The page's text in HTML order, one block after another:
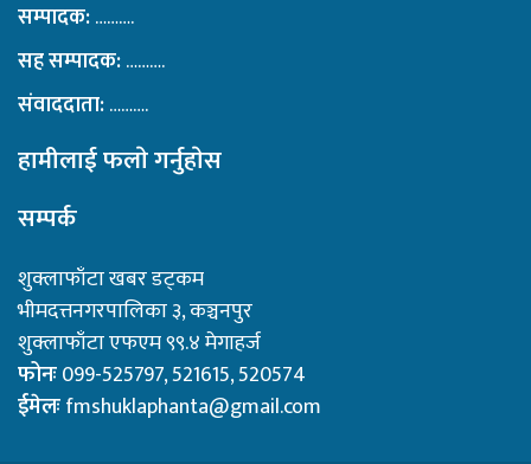
सम्पादक:……….
सह सम्पादक:……….
संवाददाता:……….
हामीलाई फलाे गर्नुहाेस
सम्पर्क
शुक्लाफाँटा खबर डट्कम
भीमदत्तनगरपालिका ३, कञ्चनपुर
शुक्लाफाँटा एफएम ९९.४ मेगाहर्ज
फोनः099-525797, 521615, 520574
ईमेलःfmshuklaphanta@gmail.com